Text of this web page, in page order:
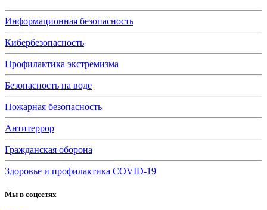
Информационная безопасность
Кибербезопасность
Профилактика экстремизма
Безопасность на воде
Пожарная безопасность
Антитеррор
Гражданская оборона
Здоровье и профилактика COVID-19
Мы в соцсетях